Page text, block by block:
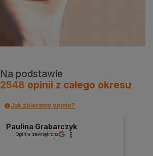
Na podstawie
2548 opinii z całego okresu
Jak zbieramy opinie?
Paulina Grabarczyk
Opinia zewnętrzna